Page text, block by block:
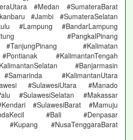
#Medan #SumateraBarat
#Jambi #SumateraSelatan
#Lampung #BandarLampung
#PangkalPinang
#Kalimatan
#KalimantanTengah
#Banjarmasin
#KalimantanUtara
#SulawesiUtara #Manado
#SulawesiSelatan #Makassar
#SulawesiBarat #Mamuju
#Bali #Denpasar
#Kupang #NusaTenggaraBarat